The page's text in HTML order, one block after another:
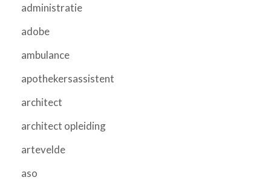
administratie
adobe
ambulance
apothekersassistent
architect
architect opleiding
artevelde
aso